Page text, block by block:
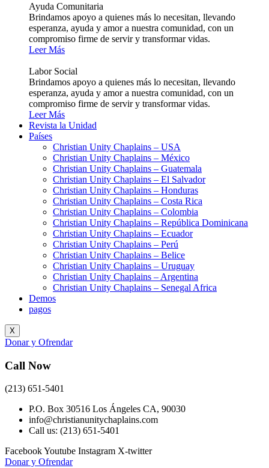
Ayuda Comunitaria
Brindamos apoyo a quienes más lo necesitan, llevando
esperanza, ayuda y amor a nuestra comunidad, con un
compromiso firme de servir y transformar vidas.
Leer Más
Labor Social
Brindamos apoyo a quienes más lo necesitan, llevando
esperanza, ayuda y amor a nuestra comunidad, con un
compromiso firme de servir y transformar vidas.
Leer Más
Revista la Unidad
Países
Christian Unity Chaplains – USA
Christian Unity Chaplains – México
Christian Unity Chaplains – Guatemala
Christian Unity Chaplains – El Salvador
Christian Unity Chaplains – Honduras
Christian Unity Chaplains – Costa Rica
Christian Unity Chaplains – Colombia
Christian Unity Chaplains – República Dominicana
Christian Unity Chaplains – Ecuador
Christian Unity Chaplains – Perú
Christian Unity Chaplains – Belice
Christian Unity Chaplains – Uruguay
Christian Unity Chaplains – Argentina
Christian Unity Chaplains – Senegal Africa
Demos
pagos
X
Donar y Ofrendar
Call Now
(213) 651-5401
P.O. Box 30516 Los Ángeles CA, 90030
info@christianunitychaplains.com
Call us: (213) 651-5401
FacebookYoutube Instagram X-twitter
Donar y Ofrendar